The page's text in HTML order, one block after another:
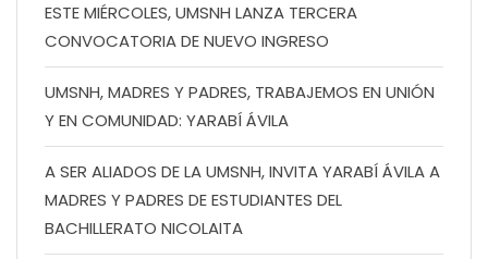
ESTE MIÉRCOLES, UMSNH LANZA TERCERA
CONVOCATORIA DE NUEVO INGRESO
UMSNH, MADRES Y PADRES, TRABAJEMOS EN UNIÓN
Y EN COMUNIDAD: YARABÍ ÁVILA
A SER ALIADOS DE LA UMSNH, INVITA YARABÍ ÁVILA A
MADRES Y PADRES DE ESTUDIANTES DEL
BACHILLERATO NICOLAITA